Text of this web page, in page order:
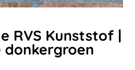
RVS Kunststof |
donkergroen